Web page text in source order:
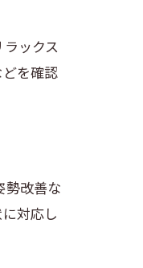
ックス
を確認
勢改善な
対応し